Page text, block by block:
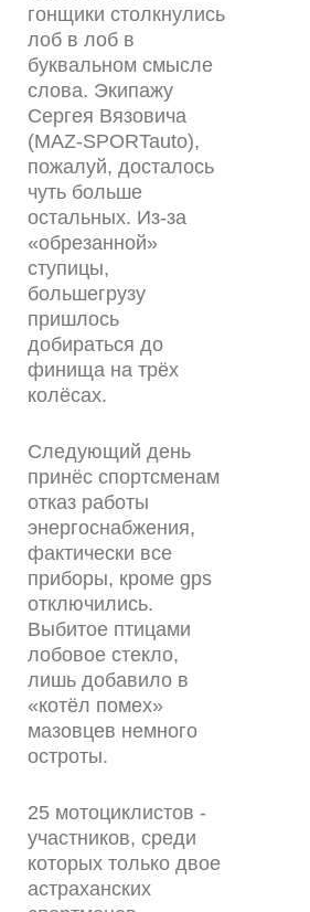
гонщики столкнулись
лоб в лоб в
буквальном смысле
слова. Экипажу
Сергея Вязовича
(MAZ-SPORTauto),
пожалуй, досталось
чуть больше
остальных. Из-за
«обрезанной»
ступицы,
большегрузу
пришлось
добираться до
финища на трёх
колёсах.
Следующий день
принёс спортсменам
отказ работы
энергоснабжения,
фактически все
приборы, кроме gps
отключились.
Выбитое птицами
лобовое стекло,
лишь добавило в
«котёл помех»
мазовцев немного
остроты.
25 мотоциклистов -
участников, среди
которых только двое
астраханских